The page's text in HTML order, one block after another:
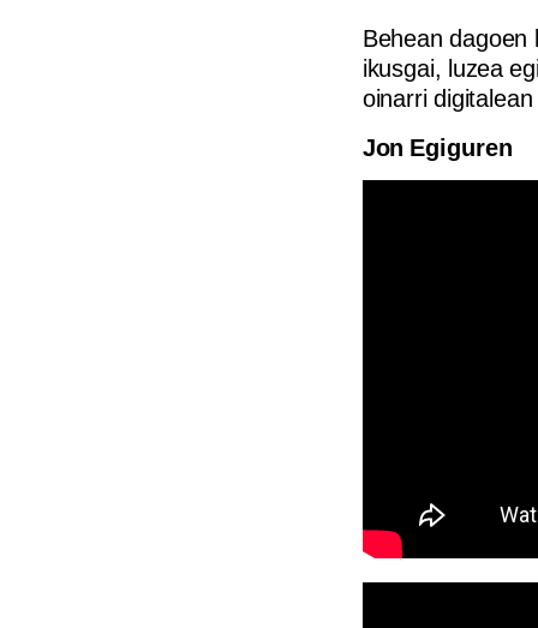
Behean dagoen
ikusgai, luzea
oinarri
Jon Egiguren